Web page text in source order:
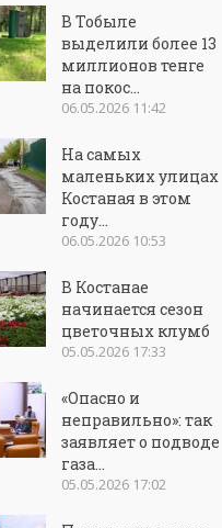
В Тобыле
выделили более 13
миллионов тенге
на покос...
06.05.2026 11:42
На самых
маленьких улицах
Костаная в этом
году...
06.05.2026 10:53
В Костанае
начинается сезон
цветочных клумб
05.05.2026 17:33
«Опасно и
неправильно»: так
заявляет о подводе
газа...
05.05.2026 17:02